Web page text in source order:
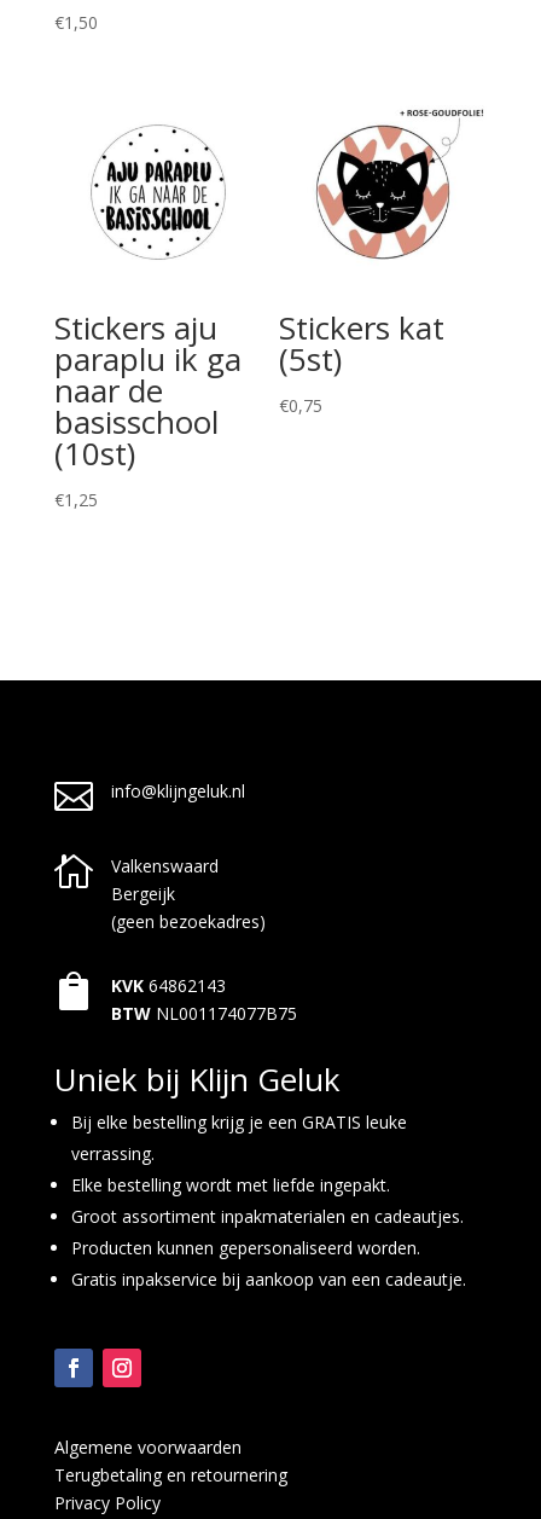
€1,50
Stickers aju
paraplu ik ga
naar de
basisschool
(10st)
€1,25
Stickers kat
(5st)
€0,75
 info@klijngeluk.nl

Valkenswaard
Bergeijk
(geen bezoekadres)
 KVK 64862143
BTW NL001174077B75
Uniek bij Klijn Geluk
Bij elke bestelling krijg je een GRATIS leuke
verrassing.
Elke bestelling wordt met liefde ingepakt.
Groot assortiment inpakmaterialen en cadeautjes.
Producten kunnen gepersonaliseerd worden.
Gratis inpakservice bij aankoop van een cadeautje.
Algemene voorwaarden
Terugbetaling en retournering
Privacy Policy